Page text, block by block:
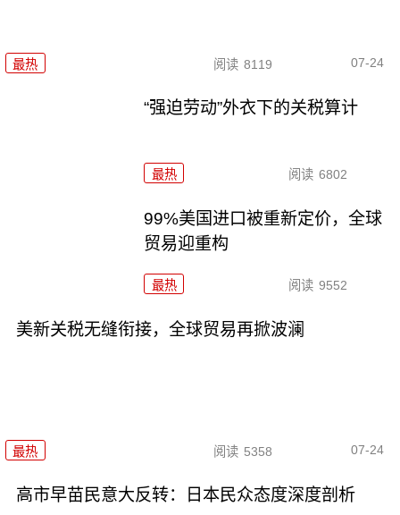
最热 阅读 8119 07-24
“强迫劳动”外衣下的关税算计
最热 阅读 6802
99%美国进口被重新定价，全球
贸易迎重构
最热 阅读 9552
美新关税无缝衔接，全球贸易再掀波澜
最热 阅读 5358 07-24
高市早苗民意大反转：日本民众态度深度剖析